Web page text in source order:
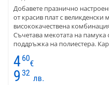
Добавете празнично
от красив плат с великденски
висококачествена
Съчетава мекотата на памука
поддръжка на полиестера.
4 60
€
9 32
лв.